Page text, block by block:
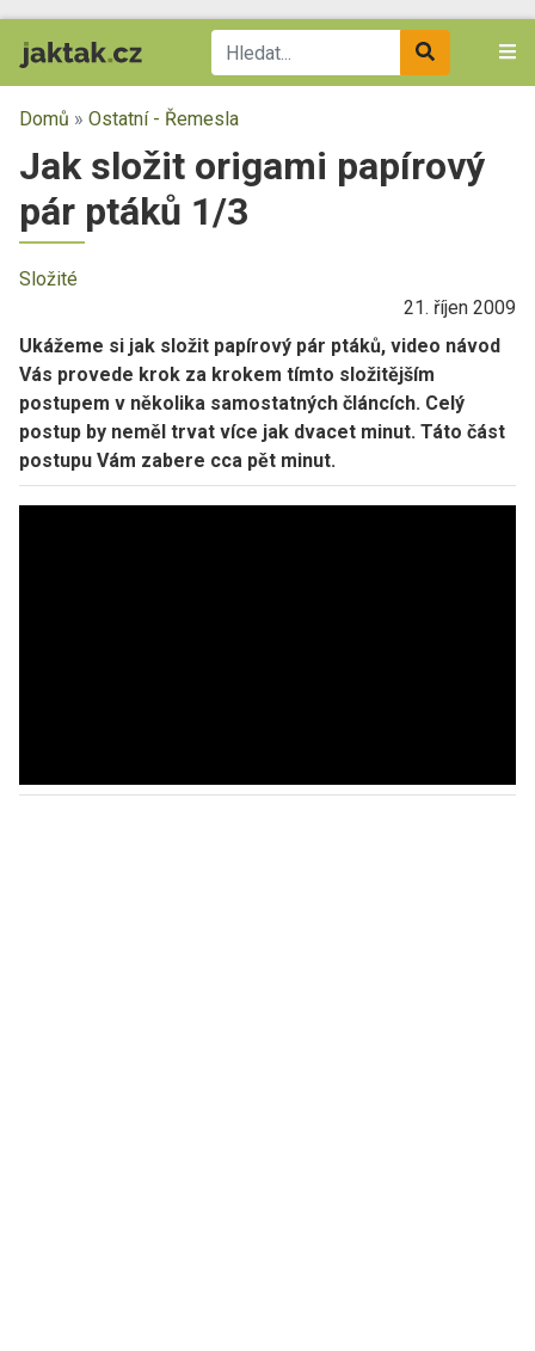
Domů » Ostatní - Řemesla
Jak složit origami papírový
pár ptáků 1/3
Složité
21. říjen 2009
Ukážeme si jak složit papírový pár ptáků, video návod
Vás provede krok za krokem tímto složitějším
postupem v několika samostatných článcích. Celý
postup by neměl trvat více jak dvacet minut. Táto část
postupu Vám zabere cca pět minut.